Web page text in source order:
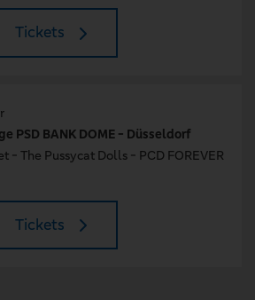
Tickets
PSD BANK DOME - Düsseldorf
- The Pussycat Dolls - PCD FOREVER
Tickets